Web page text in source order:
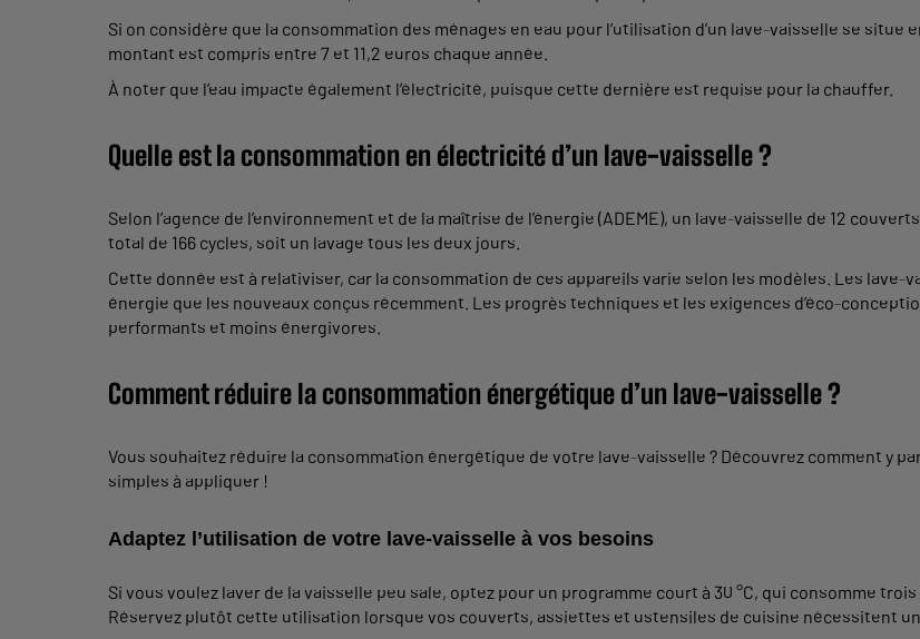
Si on considère que la consommation des ménages en eau pour l’utilisation d’un lave-vaisselle se situe
montant est compris entre 7 et 11,2 euros chaque année.
À noter que l’eau impacte également l’électricité, puisque cette dernière est requise pour la chauffer.
Quelle est la consommation en électricité d’un lave-vaisselle ?
Selon l’agence de l’environnement et de la maîtrise de l’énergie (ADEME), un lave-vaisselle de 12
total de 166 cycles, soit un lavage tous les deux jours.
Cette donnée est à relativiser, car la consommation de ces appareils varie selon les modèles. Les
énergie que les nouveaux conçus récemment. Les progrès techniques et les exigences d’éco-
performants et moins énergivores.
Comment réduire la consommation énergétique d’un lave-vaisselle ?
Vous souhaitez réduire la consommation énergétique de votre lave-vaisselle ? Découvrez comment y
simples à appliquer !
Adaptez l’utilisation de votre lave-vaisselle à vos besoins
Si vous voulez laver de la vaisselle peu sale, optez pour un programme court à 30 °C, qui consomme trois
Réservez plutôt cette utilisation lorsque vos couverts, assiettes et ustensiles de cuisine nécessitent